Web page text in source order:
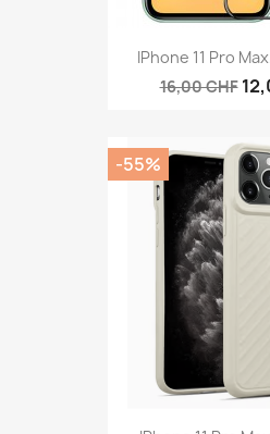
IPhone 11 Pro
16,00 CHF
-55%